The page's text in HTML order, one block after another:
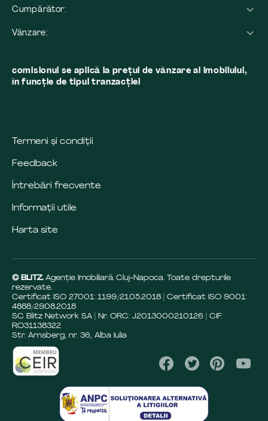
Cumpărător:
Vânzare:
comisionul se aplică la preţul de vânzare al imobilului,
în funcţie de tipul tranzacţiei
Termeni și condiții
Feedback
Întrebări frecvente
Informații utile
Harta site
© BLITZ. Agenție Imobiliară Cluj-Napoca. Toate drepturile
rezervate.
Certificat ISO 27001: 1199/21.05.2018 | Certificat ISO 9001:
4888/29.08.2018
SC Blitz Network SA | Nr. ORC: J2013000210126 | CIF:
RO31138322
Str. Arnsberg, nr. 36, Alba Iulia